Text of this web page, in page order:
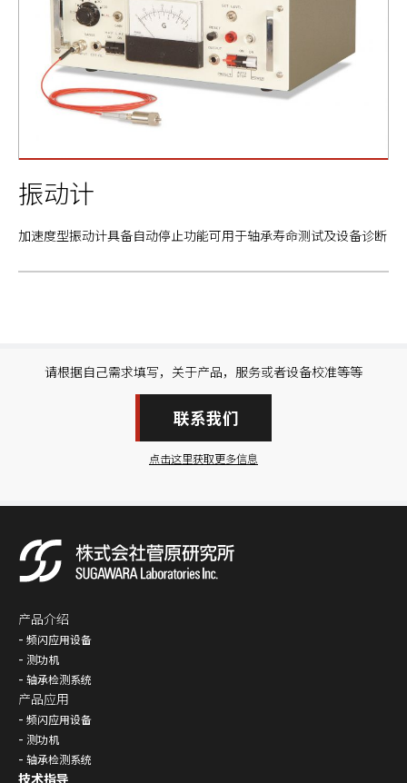
振动计
加速度型振动计具备自动停止功能可用于轴承寿命测试及设备诊断
请根据自己需求填写，关于产品，服务或者设备校准等等
联系我们
点击这里获取更多信息
产品介绍
频闪应用设备
测功机
轴承检测系统
产品应用
频闪应用设备
测功机
轴承检测系统
技术指导